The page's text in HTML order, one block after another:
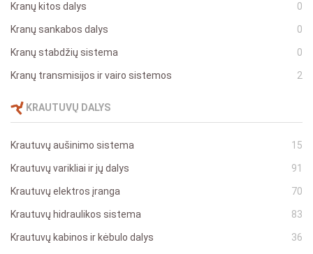
Kranų kitos dalys 0
Kranų sankabos dalys 0
Kranų stabdžių sistema 0
Kranų transmisijos ir vairo sistemos 2
KRAUTUVŲ DALYS
Krautuvų aušinimo sistema 15
Krautuvų varikliai ir jų dalys 91
Krautuvų elektros įranga 70
Krautuvų hidraulikos sistema 83
Krautuvų kabinos ir kėbulo dalys 36